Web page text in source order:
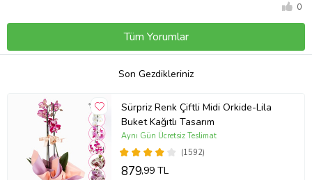
0
Tüm Yorumlar
Son Gezdikleriniz
Sürpriz Renk Çiftli Midi Orkide-Lila
Buket Kağıtlı Tasarım
(1592)
Aynı Gün Ücretsiz Teslimat
879,99 TL